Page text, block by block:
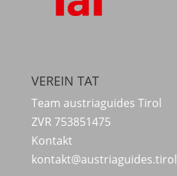
VEREIN TAT
Team austriaguides Tirol
ZVR 753851475
Kontakt
kontakt@austriaguides.tirol